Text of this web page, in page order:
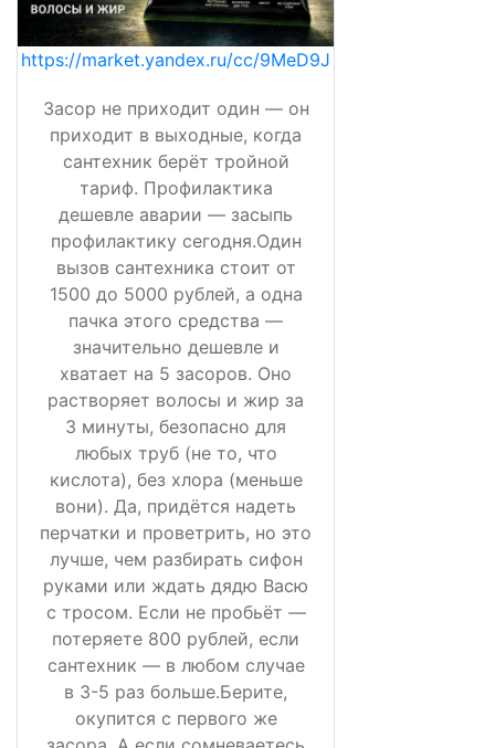
https://market.yandex.ru/cc/9MeD9J
Засор не приходит один — он
приходит в выходные, когда
сантехник берёт тройной
тариф. Профилактика
дешевле аварии — засыпь
профилактику сегодня.Один
вызов сантехника стоит от
1500 до 5000 рублей, а одна
пачка этого средства —
значительно дешевле и
хватает на 5 засоров. Оно
растворяет волосы и жир за
3 минуты, безопасно для
любых труб (не то, что
кислота), без хлора (меньше
вони). Да, придётся надеть
перчатки и проветрить, но это
лучше, чем разбирать сифон
руками или ждать дядю Васю
с тросом. Если не пробьёт —
потеряете 800 рублей, если
сантехник — в любом случае
в 3-5 раз больше.Берите,
окупится с первого же